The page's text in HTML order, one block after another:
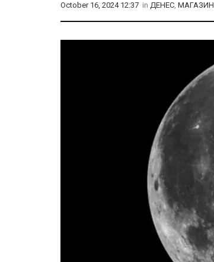
October 16, 2024 12:37 in ДЕНЕС, МАГАЗИН